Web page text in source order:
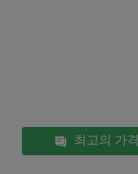
최고의 가격